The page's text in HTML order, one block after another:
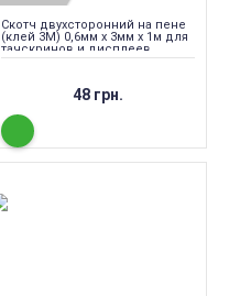
Скотч двухсторонний на пене
(клей 3M) 0,6мм х 3мм х 1м для
тачскринов и дисплеев
48 грн.